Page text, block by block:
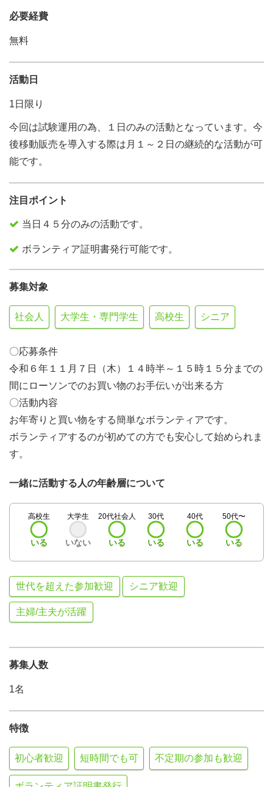
必要経費
無料
活動日
1日限り
今回は試験運用の為、１日のみの活動となっています。今
後移動販売を導入する際は月１～２日の継続的な活動が可
能です。
注目ポイント
当日４５分のみの活動です。
ボランティア証明書発行可能です。
募集対象
社会人 大学生・専門学生 高校生 シニア
〇応募条件
令和６年１１月７日（木）１４時半～１５時１５分までの
間にローソンでのお買い物のお手伝いが出来る方
〇活動内容
お年寄りと買い物をする簡単なボランティアです。
ボランティアするのが初めての方でも安心して始められま
す。
一緒に活動する人の年齢層について
高校生
いる
大学生
いない
20代社会人
いる
30代
いる
40代
いる
50代〜
いる
世代を超えた参加歓迎 シニア歓迎
主婦/主夫が活躍
募集人数
1名
特徴
初心者歓迎 短時間でも可 不定期の参加も歓迎